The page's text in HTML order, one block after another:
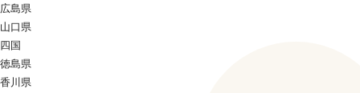
広島県
山口県
四国
徳島県
香川県